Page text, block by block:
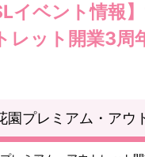
イベント情報
レット開業3
園プレミアム・アウ